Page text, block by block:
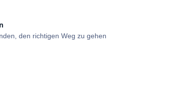
den richtigen Weg zu gehen